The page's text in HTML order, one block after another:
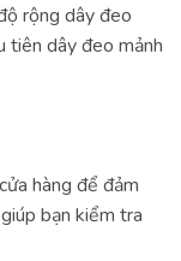
rộng dây đeo
tiên dây đeo mảnh
hàng để đảm
bạn kiểm tra